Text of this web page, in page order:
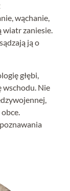
wąchanie,
wiatr zaniesie.
ją o
głębi,
wschodu. Nie